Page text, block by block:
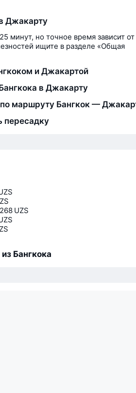
Джакарту
минут, но точное время зависит от
ищите в разделе «Общая
и Джакартой
в Джакарту
маршруту Бангкок —
пересадку
UZS
Бангкока